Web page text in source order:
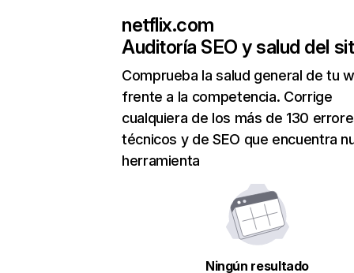
netflix.com
Auditoría SEO y salud del
Comprueba la salud general de tu
frente a la competencia. Corrige
cualquiera de los más de 130
técnicos y de SEO que encuentra
herramienta
Ningún resultado